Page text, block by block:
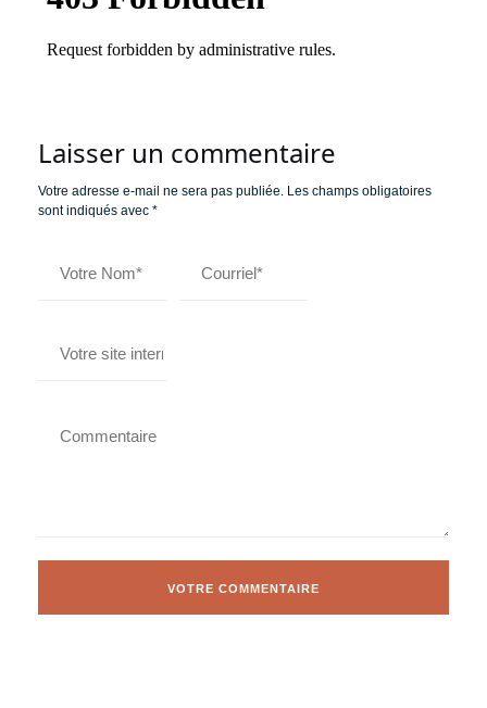
Laisser un commentaire
Votre adresse e-mail ne sera pas publiée. Les champs obligatoires
sont indiqués avec *